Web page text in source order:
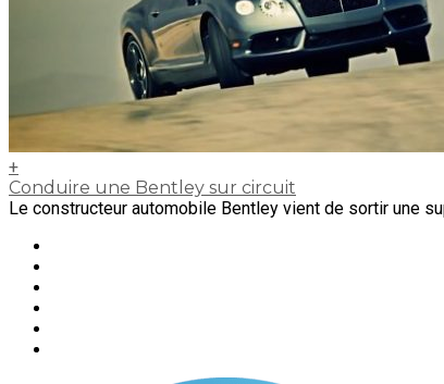
+
Conduire une Bentley sur circuit
Le constructeur automobile Bentley vient de sortir une